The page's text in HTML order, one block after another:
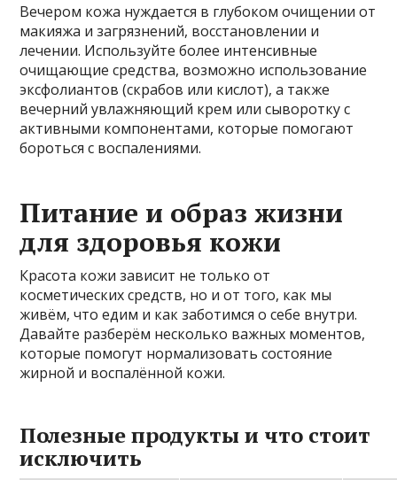
Вечером кожа нуждается в глубоком очищении от
макияжа и загрязнений, восстановлении и
лечении. Используйте более интенсивные
очищающие средства, возможно использование
эксфолиантов (скрабов или кислот), а также
вечерний увлажняющий крем или сыворотку с
активными компонентами, которые помогают
бороться с воспалениями.
Питание и образ жизни
для здоровья кожи
Красота кожи зависит не только от
косметических средств, но и от того, как мы
живём, что едим и как заботимся о себе внутри.
Давайте разберём несколько важных моментов,
которые помогут нормализовать состояние
жирной и воспалённой кожи.
Полезные продукты и что стоит
исключить